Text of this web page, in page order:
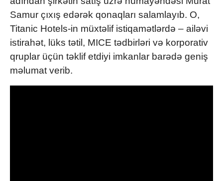
Samur çıxış edərək qonaqları salamlayıb. O,
Titanic Hotels-in müxtəlif istiqamətlərdə – ailəvi
istirahət, lüks tətil, MICE tədbirləri və korporativ
qruplar üçün təklif etdiyi imkanlar barədə geniş
məlumat verib.